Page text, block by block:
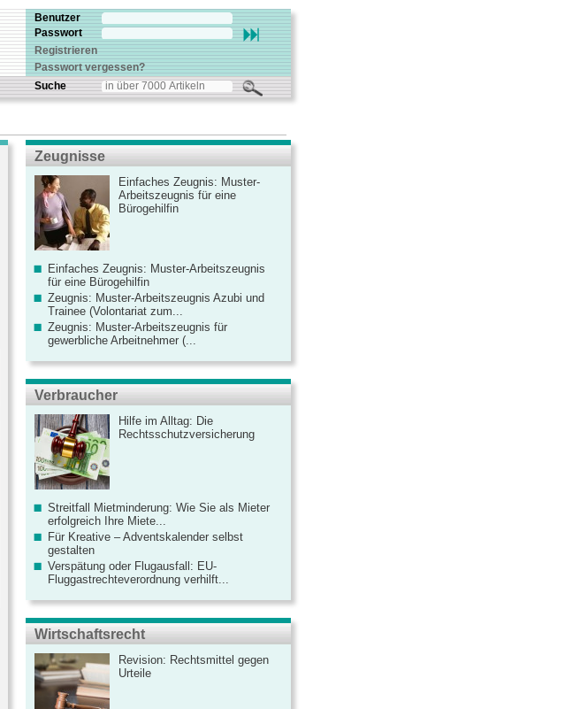
Benutzer
Passwort
Registrieren
Passwort vergessen?
Suche
Zeugnisse
Einfaches Zeugnis: Muster-
Arbeitszeugnis für eine
Bürogehilfin
Einfaches Zeugnis: Muster-Arbeitszeugnis
für eine Bürogehilfin
Zeugnis: Muster-Arbeitszeugnis Azubi und
Trainee (Volontariat zum...
Zeugnis: Muster-Arbeitszeugnis für
gewerbliche Arbeitnehmer (...
Verbraucher
Hilfe im Alltag: Die
Rechtsschutzversicherung
Streitfall Mietminderung: Wie Sie als Mieter
erfolgreich Ihre Miete...
Für Kreative – Adventskalender selbst
gestalten
Verspätung oder Flugausfall: EU-
Fluggastrechteverordnung verhilft...
Wirtschaftsrecht
Revision: Rechtsmittel gegen
Urteile